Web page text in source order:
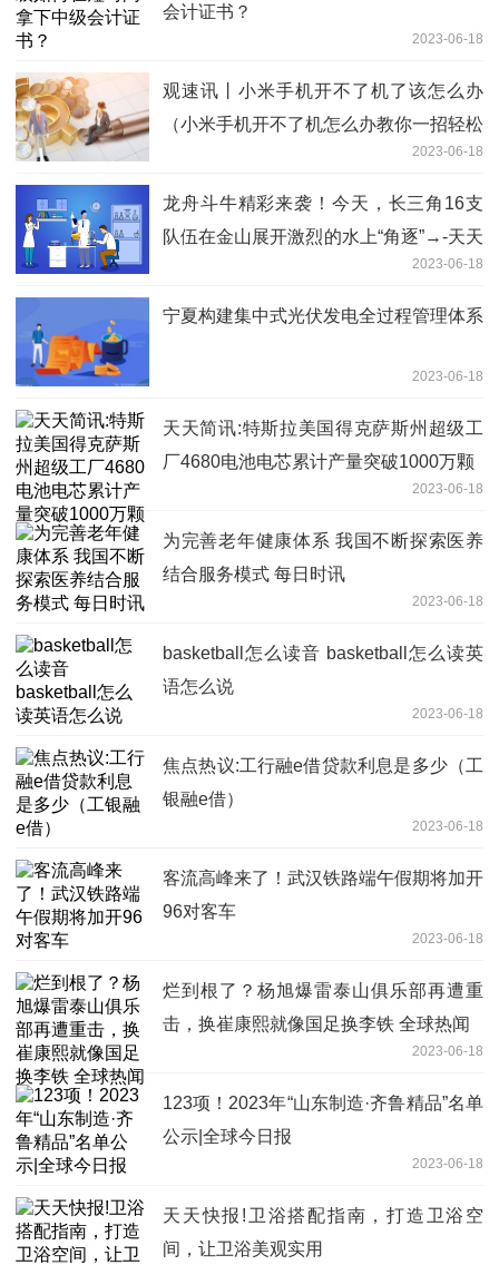
会计证书？
2023-06-18
观速讯丨小米手机开不了机了该怎么办
（小米手机开不了机怎么办教你一招轻松
2023-06-18
龙舟斗牛精彩来袭！今天，长三角16支
队伍在金山展开激烈的水上“角逐”→-天天
2023-06-18
宁夏构建集中式光伏发电全过程管理体系
2023-06-18
天天简讯:特斯拉美国得克萨斯州超级工
厂4680电池电芯累计产量突破1000万颗
2023-06-18
为完善老年健康体系 我国不断探索医养
结合服务模式 每日时讯
2023-06-18
basketball怎么读音 basketball怎么读英
语怎么说
2023-06-18
焦点热议:工行融e借贷款利息是多少（工
银融e借）
2023-06-18
客流高峰来了！武汉铁路端午假期将加开
96对客车
2023-06-18
烂到根了？杨旭爆雷泰山俱乐部再遭重
击，换崔康熙就像国足换李铁 全球热闻
2023-06-18
123项！2023年“山东制造·齐鲁精品”名单
公示|全球今日报
2023-06-18
天天快报!卫浴搭配指南，打造卫浴空
间，让卫浴美观实用